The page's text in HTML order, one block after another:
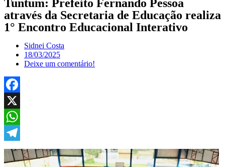
Tuntum: Prefeito Fernando Pessoa
através da Secretaria de Educação realiza
1° Encontro Educacional Interativo
Sidnei Costa
18/03/2025
Deixe um comentário!
Facebook
X
WhatsApp
Telegram